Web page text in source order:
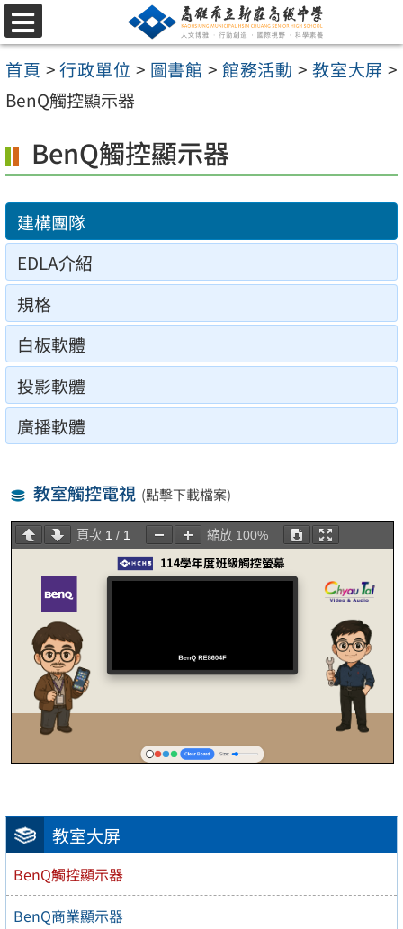
跳
至
主
要
容
區
選
單
首頁 >行政單位 > 圖書館 > 館務活動 > 教室大屏 >
BenQ觸控顯示器
教室大屏
BenQ觸控顯示器
BenQ商業顯示器
BenQ觸控顯示器
建構團隊
EDLA介紹
規格
白板軟體
投影軟體
廣播軟體
教室觸控電視 (點擊下載檔案)
頁次 1 / 1 縮放 100%